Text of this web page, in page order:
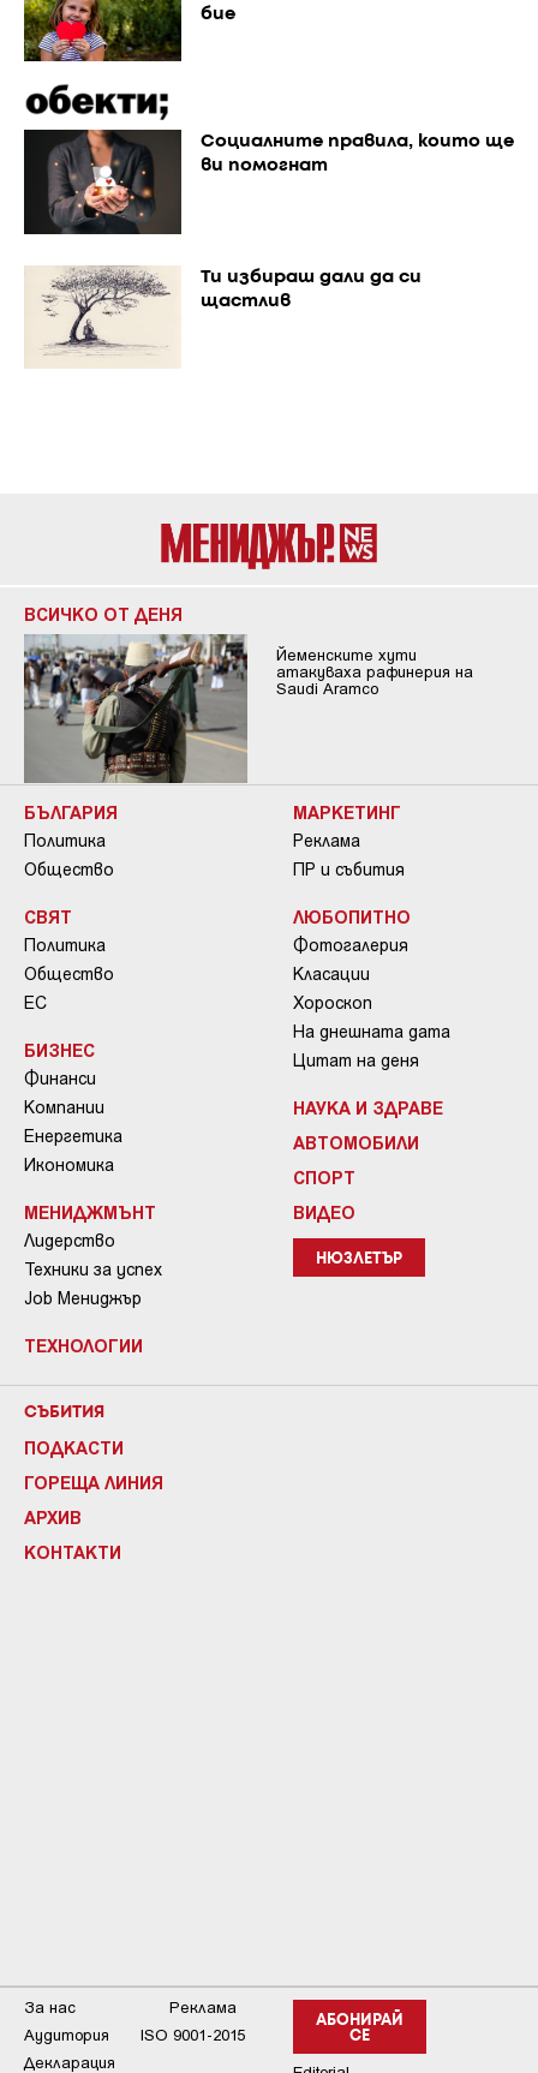
бие
Социалните правила, които ще
ви помогнат
Ти избираш дали да си
щастлив
ВСИЧКО ОТ ДЕНЯ
Йеменските хути
атакуваха рафинерия на
Saudi Aramco
БЪЛГАРИЯ
Политика
Общество
СВЯТ
Политика
Общество
ЕС
БИЗНЕС
Финанси
Компании
Енергетика
Икономика
МЕНИДЖМЪНТ
Лидерство
Техники за успех
Job Мениджър
ТЕХНОЛОГИИ
МАРКЕТИНГ
Реклама
ПР и събития
ЛЮБОПИТНО
Фотогалерия
Класации
Хороскоп
На днешната дата
Цитат на деня
НАУКА И ЗДРАВЕ
АВТОМОБИЛИ
СПОРТ
ВИДЕО
НЮЗЛЕТЪР
СЪБИТИЯ
ПОДКАСТИ
ГОРЕЩА ЛИНИЯ
АРХИВ
КОНТАКТИ
АБОНИРАЙ
СЕ
За нас
Реклама
Аудитория
ISO 9001-2015
Декларация